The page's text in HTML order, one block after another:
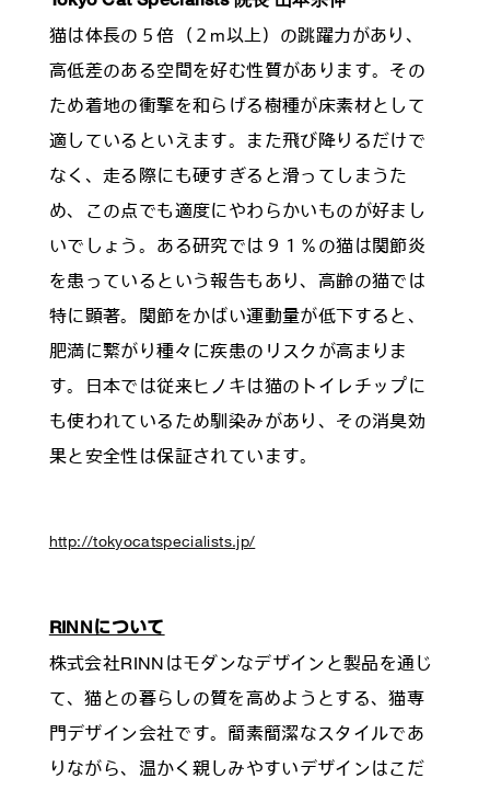
猫は体長の５倍（２m以上）の跳躍力があり、
高低差のある空間を好む性質があります。その
ため着地の衝撃を和らげる樹種が床素材として
適しているといえます。また飛び降りるだけで
なく、走る際にも硬すぎると滑ってしまうた
め、この点でも適度にやわらかいものが好まし
いでしょう。ある研究では９１％の猫は関節炎
を患っているという報告もあり、高齢の猫では
特に顕著。関節をかばい運動量が低下すると、
肥満に繋がり種々に疾患のリスクが高まりま
す。日本では従来ヒノキは猫のトイレチップに
も使われているため馴染みがあり、その消臭効
果と安全性は保証されています。
http://tokyocatspecialists.jp/
RINNについて
株式会社RINNはモダンなデザインと製品を通じ
て、猫との暮らしの質を高めようとする、猫専
門デザイン会社です。簡素簡潔なスタイルであ
りながら、温かく親しみやすいデザインはこだ